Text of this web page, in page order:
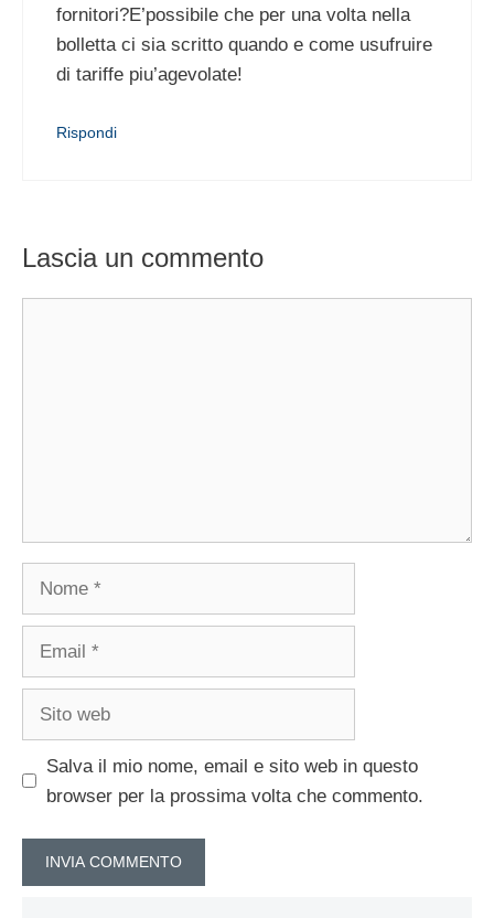
fornitori?E’possibile che per una volta nella
bolletta ci sia scritto quando e come usufruire
di tariffe piu’agevolate!
Rispondi
Lascia un commento
Nome
Email
Sito
Salva il mio nome, email e sito web in questo
browser per la prossima volta che commento.